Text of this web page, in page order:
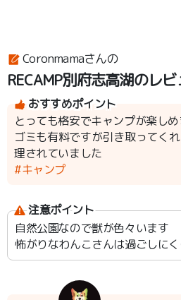
Coronmamaさんの
RECAMP別府志高湖のレ
おすすめポイント
とっても格安でキャンプが楽しめ
ゴミも有料ですが引き取ってく
理されていました
#キャンプ
注意ポイント
自然公園なので獣が色々います
怖がりなわんこさんは過ごしに